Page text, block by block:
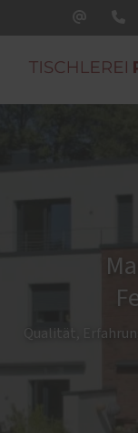
Qualität,